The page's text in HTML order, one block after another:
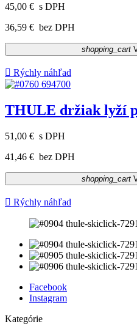
45,00 € s DPH
36,59 € bez DPH
shopping_cart
 Rýchly náhľad
THULE držiak lyží
51,00 € s DPH
41,46 € bez DPH
shopping_cart
 Rýchly náhľad
Facebook
Instagram
Kategórie